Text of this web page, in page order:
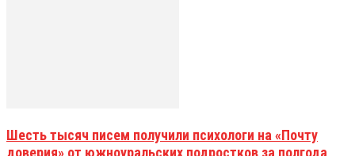
Шесть тысяч писем получили психологи на «Почту
доверия» от южноуральских подростков за полгода